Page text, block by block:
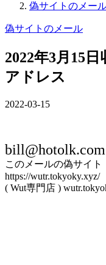
偽サイトのメー
偽サイトのメール
2022年3月15
アドレス
2022-03-15
bill@hotolk.com
このメールの偽サイト
https://wutr.tokyoky.xyz/
( Wut専門店 )